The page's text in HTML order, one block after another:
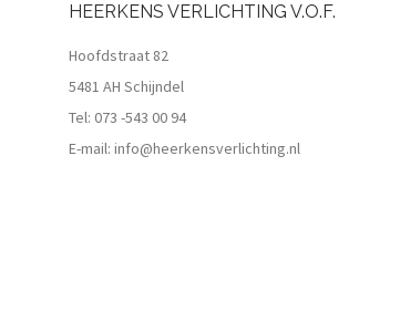
HEERKENS VERLICHTING V.O.F.
Hoofdstraat 82
5481 AH Schijndel
Tel: 073 -543 00 94
E-mail: info@heerkensverlichting.nl